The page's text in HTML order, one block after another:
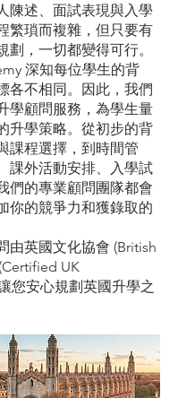
陳述、面試表現與入學
繁瑣而複雜，但只要有
劃，一切都變得可行。
深知每位學生的背
各不相同。因此，我們
學顧問服務，為學生量
升學策略。從初步的背
課程選擇，到時間管
課外活動安排、入學試
們的專業顧問團隊都會
你的競爭力和獲錄取的
由英國文化協會 (British
UK
您安心規劃英國升學之